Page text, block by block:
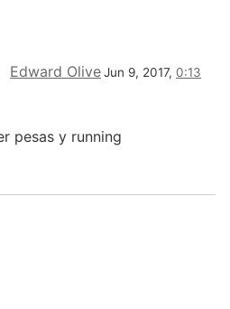
Edward OliveJun 9, 2017, 0:13
pesas y running